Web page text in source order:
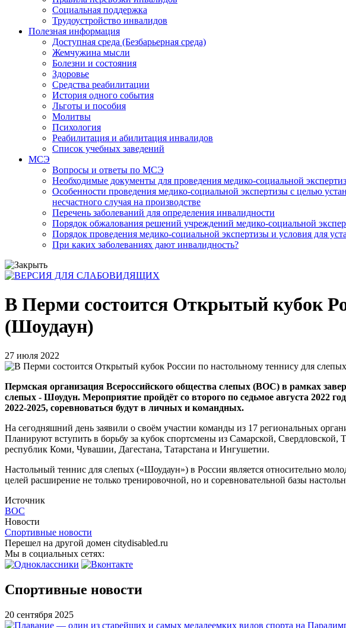
Социальная поддержка
Трудоустройство инвалидов
Полезная информация
Доступная среда (Безбарьерная среда)
Жемчужина мысли
Болезни и состояния
Здоровье
Средства реабилитации
История одного события
Льготы и пособия
Молитвы
Психология
Реабилитация и абилитация инвалидов
Список учебных заведений
МСЭ
Вопросы и ответы по МСЭ
Необходимые документы для проведения медико-социальной
Особенности проведения медико-социальной экспертизы с целью
несчастного случая на производстве
Перечень заболеваний для определения инвалидности
Порядок обжалования решений учреждений медико-социальной
Порядок проведения медико-социальной экспертизы и условия для
При каких заболеваниях дают инвалидность?
В Перми состоится Открытый кубок
(Шоудаун)
27 июля 2022
Пермская организация Всероссийского общества слепых (ВОС) в рамках
слепых - Шоудун. Мероприятие пройдёт со второго по седьмое августа
2022-2025, соревноваться будут в личных и командных.
На сегодняшний день заявили о своём участии команды из 17 региональных
Планируют вступить в борьбу за кубок спортсмены из Самарской,
республик Коми, Чувашии, Дагестана, Татарстана и Ингушетии.
Настольный теннис для слепых («Шоудаун») в России является относительно
целей расширение не только тренировочной, но и соревновательной базы
Источник
ВОС
Новости
Спортивные новости
Перешел на другой домен citydisabled.ru
Мы в социальных сетях:
Спортивные новости
20 сентября 2025